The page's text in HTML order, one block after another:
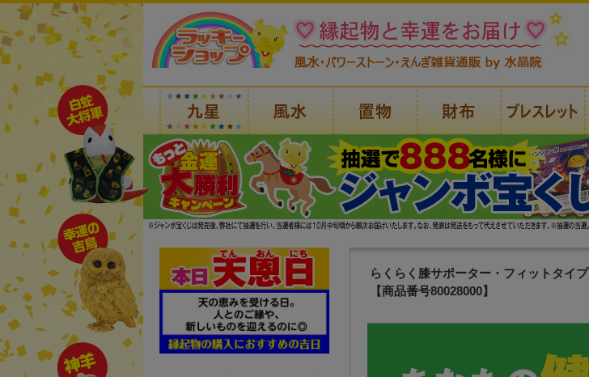
らくらく膝サポーター・フィットタイプ
【商品番号80028000】